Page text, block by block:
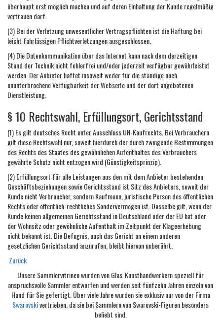
überhaupt erst möglich machen und auf deren Einhaltung der Kunde regelmäßig
vertrauen darf.
(3) Bei der Verletzung unwesentlicher Vertragspflichten ist die Haftung bei
leicht fahrlässigen Pflichtverletzungen ausgeschlossen.
(4) Die Datenkommunikation über das Internet kann nach dem derzeitigen
Stand der Technik nicht fehlerfrei und/oder jederzeit verfügbar gewährleistet
werden. Der Anbieter haftet insoweit weder für die ständige noch
ununterbrochene Verfügbarkeit der Webseite und der dort angebotenen
Dienstleistung.
§ 10 Rechtswahl, Erfüllungsort, Gerichtsstand
(1) Es gilt deutsches Recht unter Ausschluss UN-Kaufrechts. Bei Verbrauchern
gilt diese Rechtswahl nur, soweit hierdurch der durch zwingende Bestimmungen
des Rechts des Staates des gewöhnlichen Aufenthaltes des Verbrauchers
gewährte Schutz nicht entzogen wird (Günstigkeitsprinzip).
(2) Erfüllungsort für alle Leistungen aus den mit dem Anbieter bestehenden
Geschäftsbeziehungen sowie Gerichtsstand ist Sitz des Anbieters, soweit der
Kunde nicht Verbraucher, sondern Kaufmann, juristische Person des öffentlichen
Rechts oder öffentlich-rechtliches Sondervermögen ist. Dasselbe gilt, wenn der
Kunde keinen allgemeinen Gerichtsstand in Deutschland oder der EU hat oder
der Wohnsitz oder gewöhnliche Aufenthalt im Zeitpunkt der Klageerhebung
nicht bekannt ist. Die Befugnis, auch das Gericht an einem anderen
gesetzlichen Gerichtsstand anzurufen, bleibt hiervon unberührt.
Zurück
Unsere Sammlervitrinen wurden von Glas-Kunsthandwerkern speziell für
anspruchsvolle Sammler entworfen und werden seit fünfzehn Jahren einzeln von
Hand für Sie gefertigt. Über viele Jahre wurden sie exklusiv nur von der Firma
Swarovskivertrieben, da sie bei Sammlern von Swarovski-Figuren besonders
beliebt sind.